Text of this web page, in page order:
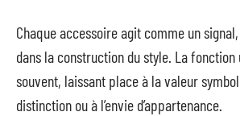
Chaque accessoire agit comme un
dans la construction du style. La
souvent, laissant place à la valeur
distinction ou à l’envie d’appartenance.